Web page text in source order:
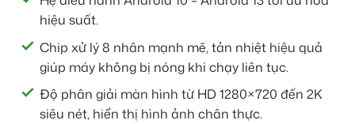
hiệu suất.
Chip xử lý 8 nhân mạnh mẽ, tản nhiệt hiệu quả
giúp máy không bị nóng khi chạy liên tục.
Độ phân giải màn hình từ HD 1280×720 đến 2K
siêu nét, hiển thị hình ảnh chân thực.